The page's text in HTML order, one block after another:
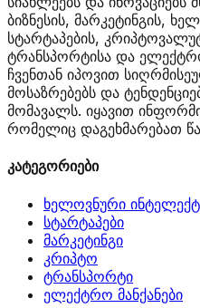
ბიზნესის, მარკეტინგის,
სტარტაპების,
ტრანსპორტისა და
ჩვენთან იპოვით
მოსაზრებებს და
მომავალს. იყავით
რომელიც დაგეხმარებათ
კატეგორიები
ხელოვნური
სტარტაპები
მარკეტინგი
კრიპტო
ტრანსპორტი
ელექტრო მანქანები